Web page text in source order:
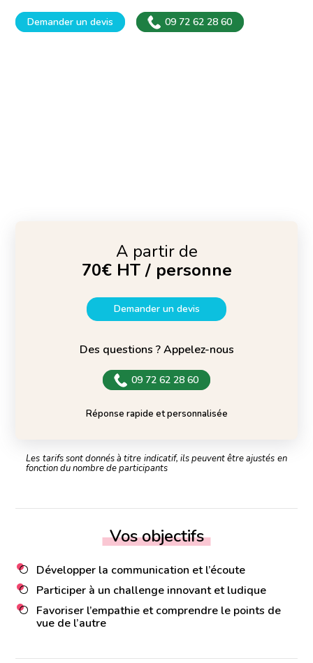
Demander un devis 09 72 62 28 60
A partir de
70€ HT / personne
Demander un devis
Des questions ? Appelez-nous
09 72 62 28 60
Réponse rapide et personnalisée
Les tarifs sont donnés à titre indicatif, ils peuvent être ajustés en
fonction du nombre de participants
Vos objectifs
Développer la communication et l’écoute
Participer à un challenge innovant et ludique
Favoriser l’empathie et comprendre le points de
vue de l’autre